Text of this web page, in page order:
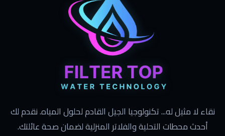
نقاء لا مثيل له... تكنولوجيا الجيل القادم لحلول المياه. نقدم لك
أحدث محطات التحلية والفلاتر المنزلية لضمان صحة عائلتك.